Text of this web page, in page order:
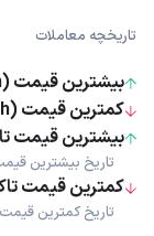
تاریخچه معاملات
بیشترین قیمت (24h)
کمترین قیمت (24h)
بیشترین قیمت
تاریخ بیشترین
کمترین قیمت
تاریخ کمترین قیمت